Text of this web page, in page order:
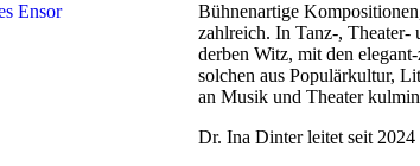
Bühnenartige
zahlreich. ⁠In Tanz-, Theater-
derben Witz, mit den
solchen aus Populärkultur,
an Musik und Theater
Dr. Ina Dinter leitet seit